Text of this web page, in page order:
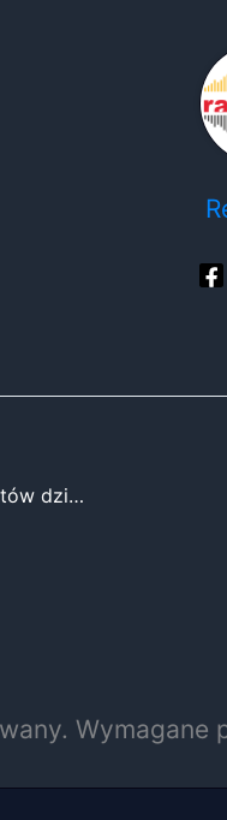
Nowe przepisy unijne: większa ochrona konsumentów dzięki nowej dyrektywie
Wymagane